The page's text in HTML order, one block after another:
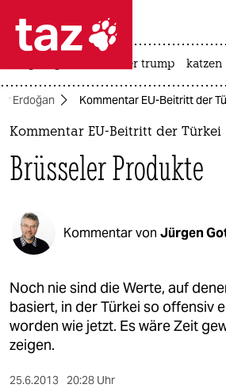
 taz zahl ich
taz zahl ich
politik
öko
gesellschaft
kultur
sport
berlin
usa unter trump katzen
Erdoğan Kommentar EU-Beitritt der
Kommentar EU-Beitritt der Türkei
Brüsseler Produkte
Kommentar von Jürgen
Noch nie sind die Werte, auf
basiert, in der Türkei so offensiv
worden wie jetzt. Es wäre Zeit
zeigen.
25.6.2013 20:28 Uhr